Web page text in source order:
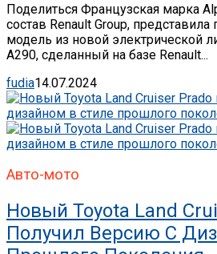
Поделиться Французская марка
состав Renault Group,
модель из новой электрической
A290, сделанный на базе Renault...
fudia14.07.2024
Авто-мото
Новый Toyota Land
Получил Версию С